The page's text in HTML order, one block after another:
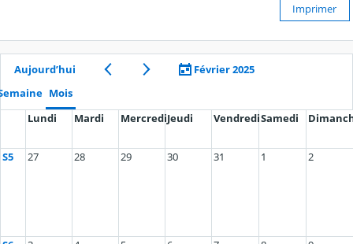
Imprimer
Aujourd’hui
Février 2025
Mois
Lundi
Mardi MercrediJeudi VendrediSamedi
S5 27 28 29 30 31 1 2